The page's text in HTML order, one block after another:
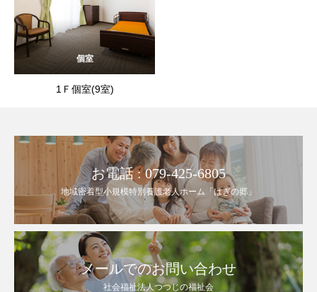
個室
1Ｆ個室(9室)
お電話 : 079-425-6805
地域密着型小規模特別養護老人ホーム「はぎの郷」
メールでのお問い合わせ
社会福祉法人つつじの福祉会